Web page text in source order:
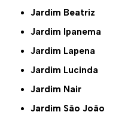
Jardim Beatriz
Jardim Ipanema
Jardim Lapena
Jardim Lucinda
Jardim Nair
Jardim São João